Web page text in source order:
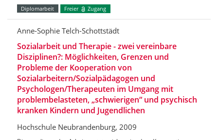
Diplomarbeit Freier Zugang
Anne-Sophie Telch-Schottstädt
Sozialarbeit und Therapie - zwei vereinbare
Disziplinen?: Möglichkeiten, Grenzen und
Probleme der Kooperation von
Sozialarbeitern/Sozialpädagogen und
Psychologen/Therapeuten im Umgang mit
problembelasteten, „schwierigen“ und psychisch
kranken Kindern und Jugendlichen
Hochschule Neubrandenburg, 2009